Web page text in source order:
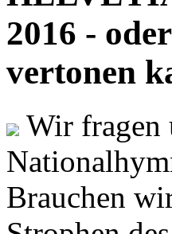
2016 -
vertonen
Wir fragen
Brauchen